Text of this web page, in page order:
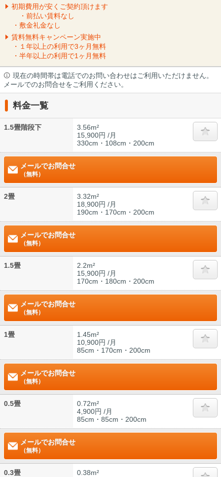
初期費用が安くご契約頂けます
・前払い賃料なし
・敷金礼金なし
賃料無料キャンペーン実施中
・１年以上の利用で3ヶ月無料
・半年以上の利用で1ヶ月無料
現在の時間帯は電話でのお問い合わせはご利用いただけません。
メールでのお問合せをご利用ください。
料金一覧
1.5畳階段下
3.56m²
15,900円 /月
330cm・108cm・200cm
メールでお問合せ
（無料）
2畳
3.32m²
18,900円 /月
190cm・170cm・200cm
メールでお問合せ
（無料）
1.5畳
2.2m²
15,900円 /月
170cm・180cm・200cm
メールでお問合せ
（無料）
1畳
1.45m²
10,900円 /月
85cm・170cm・200cm
メールでお問合せ
（無料）
0.5畳
0.72m²
4,900円 /月
85cm・85cm・200cm
メールでお問合せ
（無料）
0.3畳
0.38m²